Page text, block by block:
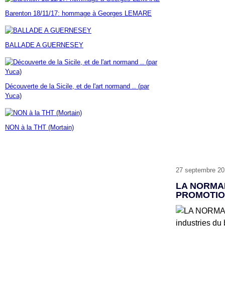
Janvier(7)
Février(9)
Janvier(18)
Mars(60)
Février(24)
Janvier(23)
Avril(14)
Mars (17)
Février(46)
Janvier (35)
Barenton 18/11/17: hommage à Georges LEMARE
BALLADE A GUERNESEY
Découverte de la Sicile, et de l'art normand .. (par
Yuca)
NON à la THT (Mortain)
27 septembre
LA